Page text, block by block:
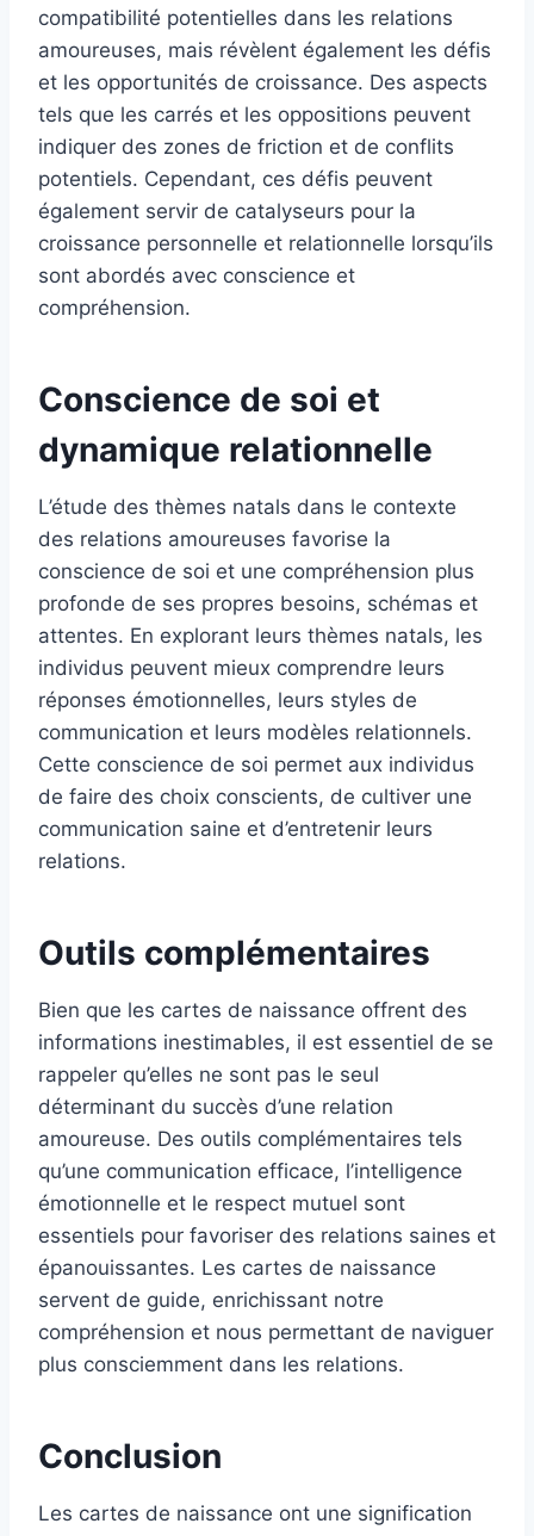
compatibilité potentielles dans les relations
amoureuses, mais révèlent également les défis
et les opportunités de croissance. Des aspects
tels que les carrés et les oppositions peuvent
indiquer des zones de friction et de conflits
potentiels. Cependant, ces défis peuvent
également servir de catalyseurs pour la
croissance personnelle et relationnelle lorsqu’ils
sont abordés avec conscience et
compréhension.
Conscience de soi et
dynamique relationnelle
L’étude des thèmes natals dans le contexte
des relations amoureuses favorise la
conscience de soi et une compréhension plus
profonde de ses propres besoins, schémas et
attentes. En explorant leurs thèmes natals, les
individus peuvent mieux comprendre leurs
réponses émotionnelles, leurs styles de
communication et leurs modèles relationnels.
Cette conscience de soi permet aux individus
de faire des choix conscients, de cultiver une
communication saine et d’entretenir leurs
relations.
Outils complémentaires
Bien que les cartes de naissance offrent des
informations inestimables, il est essentiel de se
rappeler qu’elles ne sont pas le seul
déterminant du succès d’une relation
amoureuse. Des outils complémentaires tels
qu’une communication efficace, l’intelligence
émotionnelle et le respect mutuel sont
essentiels pour favoriser des relations saines et
épanouissantes. Les cartes de naissance
servent de guide, enrichissant notre
compréhension et nous permettant de naviguer
plus consciemment dans les relations.
Conclusion
Les cartes de naissance ont une signification